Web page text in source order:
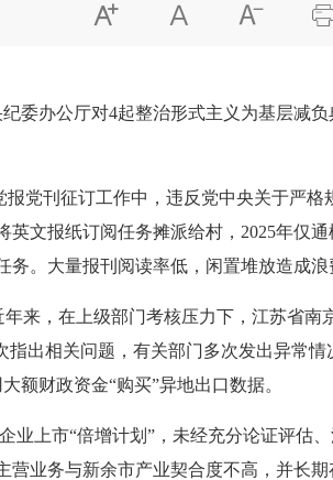
   
办公厅对4起整治形式主义为基层减负
党刊征订工作中，违反党中央关于严格
文报纸订阅任务摊派给村，2025年仅通
。大量报刊阅读率低，闲置堆放造成浪
来，在上级部门考核压力下，江苏省南
出相关问题，有关部门多次发出异常
额财政资金“购买”异地出口数据。
上市“倍增计划”，未经充分论证评估、
业务与新余市产业契合度不高，并长